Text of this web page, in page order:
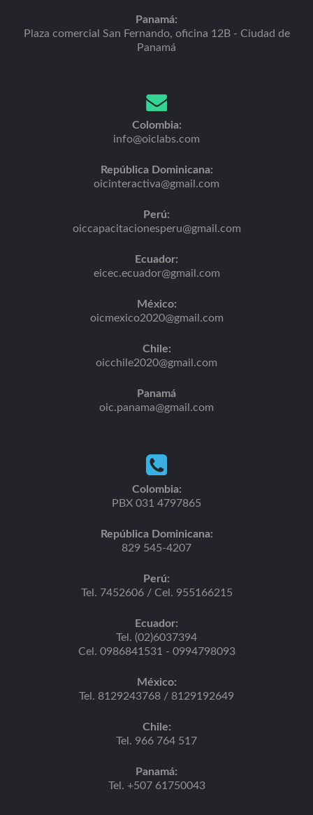
Panamá:
Plaza comercial San Fernando, oficina 12B - Ciudad de
Panamá
Colombia:
info@oiclabs.com
República Dominicana:
oicinteractiva@gmail.com
Perú:
oiccapacitacionesperu@gmail.com
Ecuador:
eicec.ecuador@gmail.com
México:
oicmexico2020@gmail.com
Chile:
oicchile2020@gmail.com
Panamá
oic.panama@gmail.com
Colombia:
PBX 031 4797865
República Dominicana:
829 545-4207
Perú:
Tel. 7452606 / Cel. 955166215
Ecuador:
Tel. (02)6037394
Cel. 0986841531 - 0994798093
México:
Tel. 8129243768 / 8129192649
Chile:
Tel. 966 764 517
Panamá:
Tel. +507 61750043